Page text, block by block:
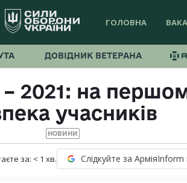
ГОЛОВНА
ДОВІДНИК ВЕТЕРАНА
2021: на
учасників
НОВИНИ
за: < 1 хв. Слідкуйте за